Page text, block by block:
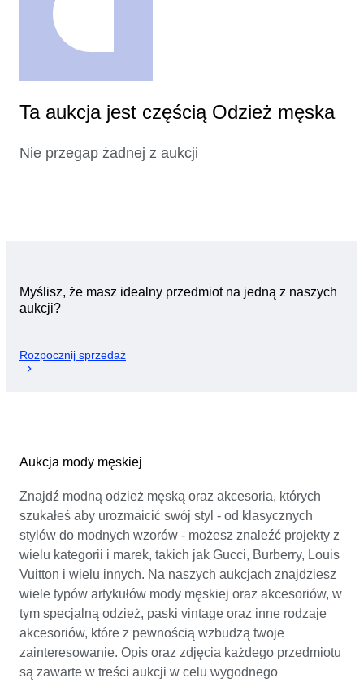
Ta aukcja jest częścią Odzież męska
Nie przegap żadnej z aukcji
Myślisz, że masz idealny przedmiot na jedną z naszych
aukcji?
Rozpocznij sprzedaż
Aukcja mody męskiej
Znajdź modną odzież męską oraz akcesoria, których
szukałeś aby urozmaicić swój styl - od klasycznych
stylów do modnych wzorów - możesz znaleźć projekty z
wielu kategorii i marek, takich jak Gucci, Burberry, Louis
Vuitton i wielu innych. Na naszych aukcjach znajdziesz
wiele typów artykułów mody męskiej oraz akcesoriów, w
tym specjalną odzież, paski vintage oraz inne rodzaje
akcesoriów, które z pewnością wzbudzą twoje
zainteresowanie. Opis oraz zdjęcia każdego przedmiotu
są zawarte w treści aukcji w celu wygodnego